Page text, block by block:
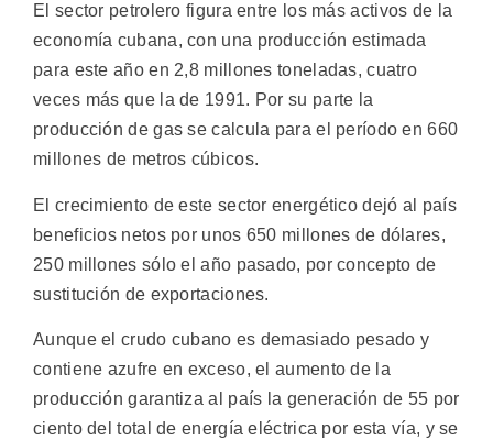
El sector petrolero figura entre los más activos de la
economía cubana, con una producción estimada
para este año en 2,8 millones toneladas, cuatro
veces más que la de 1991. Por su parte la
producción de gas se calcula para el período en 660
millones de metros cúbicos.
El crecimiento de este sector energético dejó al país
beneficios netos por unos 650 millones de dólares,
250 millones sólo el año pasado, por concepto de
sustitución de exportaciones.
Aunque el crudo cubano es demasiado pesado y
contiene azufre en exceso, el aumento de la
producción garantiza al país la generación de 55 por
ciento del total de energía eléctrica por esta vía, y se